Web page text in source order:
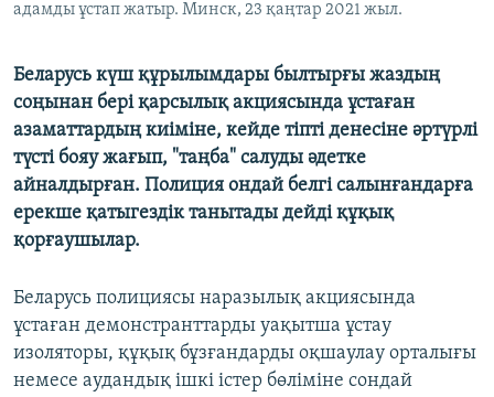
адамды ұстап жатыр. Минск, 23 қаңтар 2021 жыл.
Беларусь күш құрылымдары былтырғы жаздың
соңынан бері қарсылық акциясында ұстаған
азаматтардың киіміне, кейде тіпті денесіне әртүрлі
түсті бояу жағып, "таңба" салуды әдетке
айналдырған. Полиция ондай белгі салынғандарға
ерекше қатыгездік танытады дейді құқық
қорғаушылар.
Беларусь полициясы наразылық акциясында
ұстаған демонстранттарды уақытша ұстау
изоляторы, құқық бұзғандарды оқшаулау орталығы
немесе аудандық ішкі істер бөліміне сондай